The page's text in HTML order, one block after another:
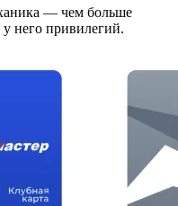
— чем больше
у него привилегий.